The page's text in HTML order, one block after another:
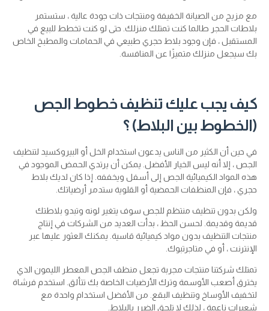
مع مزيج من الصيانة الخفيفة ومنتجات ذات جودة عالية ، ستستمر
بلاطات الحجر طالما كنت تمتلك منزلك. حتى لو كنت تخطط للبيع في
المستقبل ، فإن وجود بلاط حجري طبيعي في الحمامات والمطبخ الخاص
بك سيجعل منزلك متميزًا عن المنافسة.
كيف يجب عليك تنظيف خطوط الجص
(الخطوط بين البلاط) ؟
في حين أن الكثير من الناس يدعون استخدام الخل أو البيروكسيد لتنظيف
الجص ، إلا أنه ليس الخيار الأفضل. يمكن أن يرتدي الحمض الموجود في
هذه المواد الكيميائية الجص إلى أسفل ويخففه. إذا كان لديك بلاط
حجري ، فإن المنظفات الحمضية أو القلوية ستدمر أرضياتك.
ولكن بدون تنظيف منتظم للجص سوف يتغير لونه وتبدو بلاطتك
قديمة وقديمة. لحسن الحظ ، بدأت العديد من الشركات في إنتاج
منتجات التنظيف بدون مواد كيميائية قاسية. يمكنك العثور عليها عبر
الإنترنت ، أو في متاجرتبوك.
تمتلك شركتنا منتجات مجربة تجعل منظف الجص المعطر الليمون الذي
يخترق أصعب الأوسمة وترك الأرضيات الخاصة بك تتألق. استخدم فرشاة
لتخفيف الأوساخ وتنظيف البقع. من الأفضل استخدام واحدة مع
شعيرات ناعمة ، لذلك لا تلحق الضرر بالبلاط.